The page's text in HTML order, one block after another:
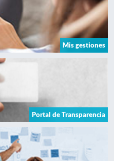
Mis gestiones
Portal de Transparencia